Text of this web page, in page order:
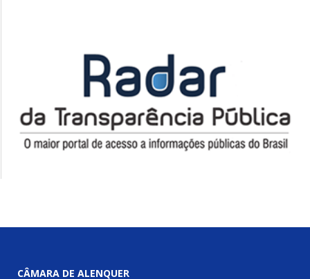
CÂMARA DE ALENQUER